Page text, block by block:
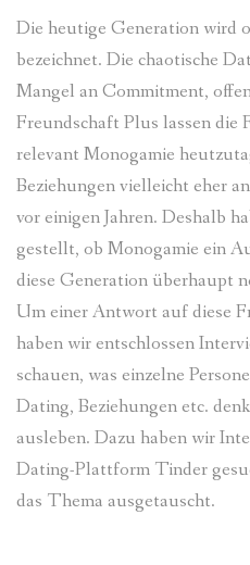
IST MONOGAMIE EIN
Die heutige Generation wird
bezeichnet. Die chaotische
Mangel an Commitment,
Freundschaft Plus lassen die
relevant Monogamie
Beziehungen vielleicht eher
vor einigen Jahren. Deshalb
gestellt, ob Monogamie ein
diese Generation überhaupt
Um einer Antwort auf diese
haben wir entschlossen
schauen, was einzelne
Dating, Beziehungen etc.
ausleben. Dazu haben wir
Dating-Plattform Tinder
das Thema ausgetauscht.